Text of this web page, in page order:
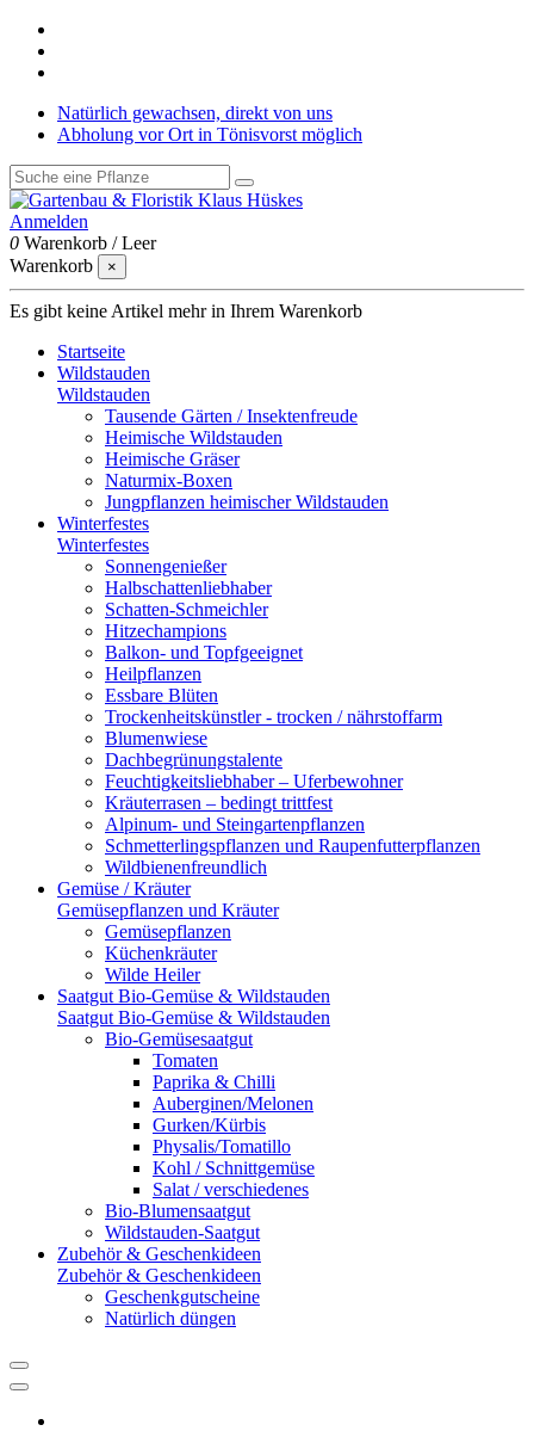
Natürlich gewachsen, direkt von uns
Abholung vor Ort in Tönisvorst möglich
Anmelden
0 Warenkorb /Leer
Warenkorb
×
Es gibt keine Artikel mehr in Ihrem Warenkorb
Startseite
Wildstauden
Wildstauden
Tausende Gärten / Insektenfreude
Heimische Wildstauden
Heimische Gräser
Naturmix-Boxen
Jungpflanzen heimischer Wildstauden
Winterfestes
Winterfestes
Sonnengenießer
Halbschattenliebhaber
Schatten-Schmeichler
Hitzechampions
Balkon- und Topfgeeignet
Heilpflanzen
Essbare Blüten
Trockenheitskünstler - trocken / nährstoffarm
Blumenwiese
Dachbegrünungstalente
Feuchtigkeitsliebhaber – Uferbewohner
Kräuterrasen – bedingt trittfest
Alpinum- und Steingartenpflanzen
Schmetterlingspflanzen und Raupenfutterpflanzen
Wildbienenfreundlich
Gemüse / Kräuter
Gemüsepflanzen und Kräuter
Gemüsepflanzen
Küchenkräuter
Wilde Heiler
Saatgut Bio-Gemüse & Wildstauden
Saatgut Bio-Gemüse & Wildstauden
Bio-Gemüsesaatgut
Tomaten
Paprika & Chilli
Auberginen/Melonen
Gurken/Kürbis
Physalis/Tomatillo
Kohl / Schnittgemüse
Salat / verschiedenes
Bio-Blumensaatgut
Wildstauden-Saatgut
Zubehör & Geschenkideen
Zubehör & Geschenkideen
Geschenkgutscheine
Natürlich düngen